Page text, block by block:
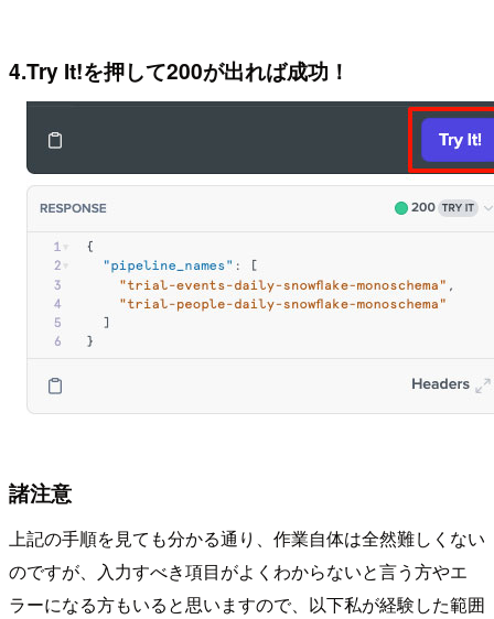
4.Try It!を押して200が出れば成功！
諸注意
上記の手順を見ても分かる通り、作業自体は全然難しくない
のですが、入力すべき項目がよくわからないと言う方やエ
ラーになる方もいると思いますので、以下私が経験した範囲